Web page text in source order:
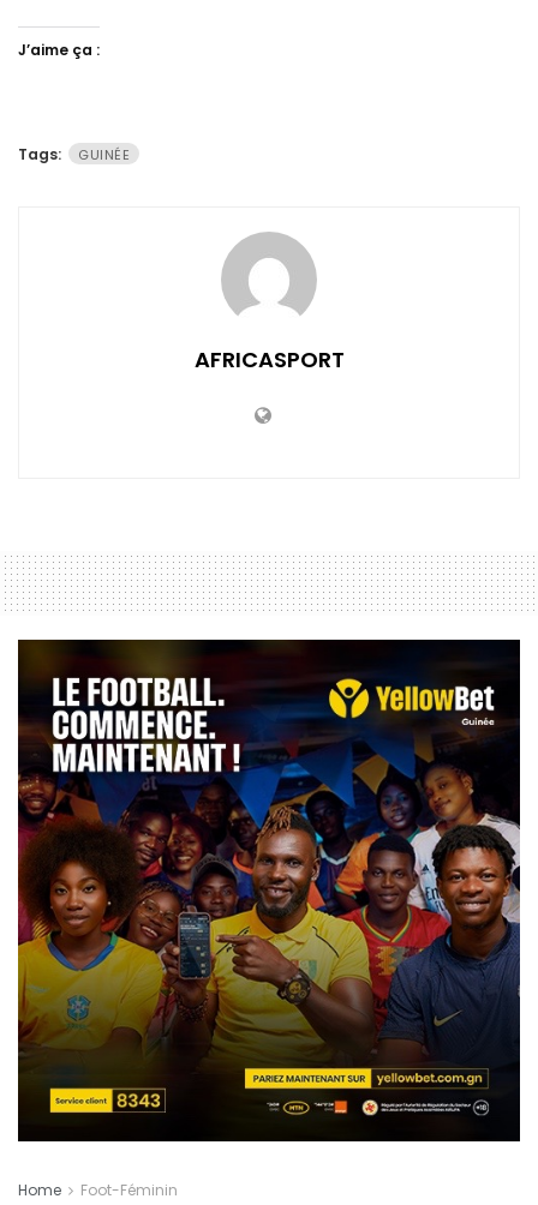
J’aime ça :
Tags: GUINÉE
AFRICASPORT
Home Foot-Féminin